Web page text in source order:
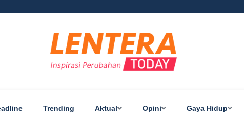
Trending Aktual Opini Gaya Hidup